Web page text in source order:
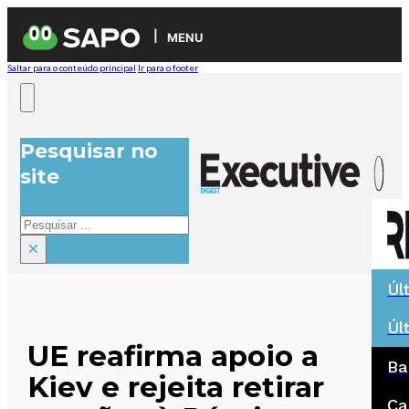
MENU
Saltar para o conteúdo principal Ir para o footer
Pesquisar no
site
Pesquisar
×
UE reafirma apoio a
Kiev e rejeita retirar